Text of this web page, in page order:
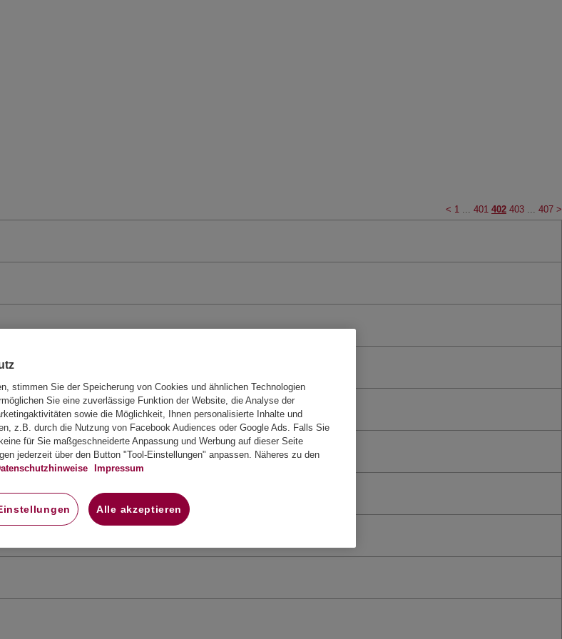
< 1 401 402 403 407 >
stimmen Sie der Speicherung von Cookies und ähnlichen Technologien
Sie eine zuverlässige Funktion der Website, die Analyse der
sowie die Möglichkeit, Ihnen personalisierte Inhalte und
z.B. durch die Nutzung von Facebook Audiences oder Google Ads. Falls Sie
für Sie maßgeschneiderte Anpassung und Werbung auf dieser Seite
jederzeit über den Button "Tool-Einstellungen" anpassen. Näheres zu den
Impressum
Alle akzeptieren